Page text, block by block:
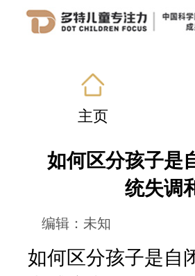
主页
如何区分孩子是
统失调
编辑：未知
如何区分孩子是自